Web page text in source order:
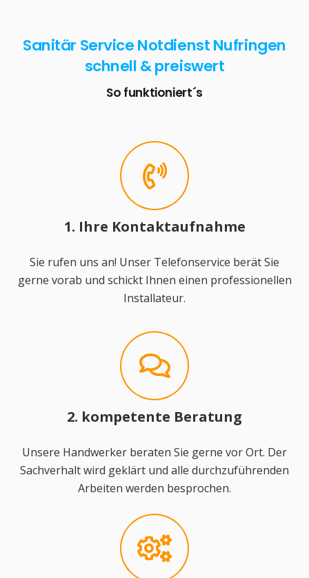
Sanitär Service Notdienst Nufringen
schnell & preiswert
So funktioniert´s
1. Ihre Kontaktaufnahme
Sie rufen uns an! Unser Telefonservice berät Sie
gerne vorab und schickt Ihnen einen professionellen
Installateur.
2. kompetente Beratung
Unsere Handwerker beraten Sie gerne vor Ort. Der
Sachverhalt wird geklärt und alle durchzuführenden
Arbeiten werden besprochen.